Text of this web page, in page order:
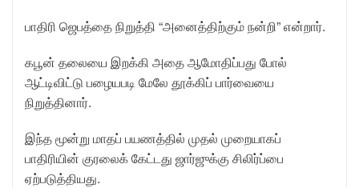
பாதிரி ஜெபத்தை நிறுத்தி “அனைத்திற்கும் நன்றி” என்றார்.
கபூன் தலையை இறக்கி அதை ஆமோதிப்பது போல்
ஆட்டிவிட்டு பழையபடி மேலே தூக்கிப் பார்வையை
நிறுத்தினார்.
இந்த மூன்று மாதப் பயணத்தில் முதல் முறையாகப்
பாதிரியின் குரலைக் கேட்டது ஜார்ஜுக்கு சிலிர்ப்பை
ஏற்படுத்தியது.